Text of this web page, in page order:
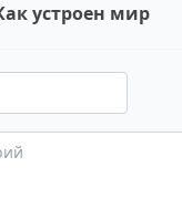
устроен мир